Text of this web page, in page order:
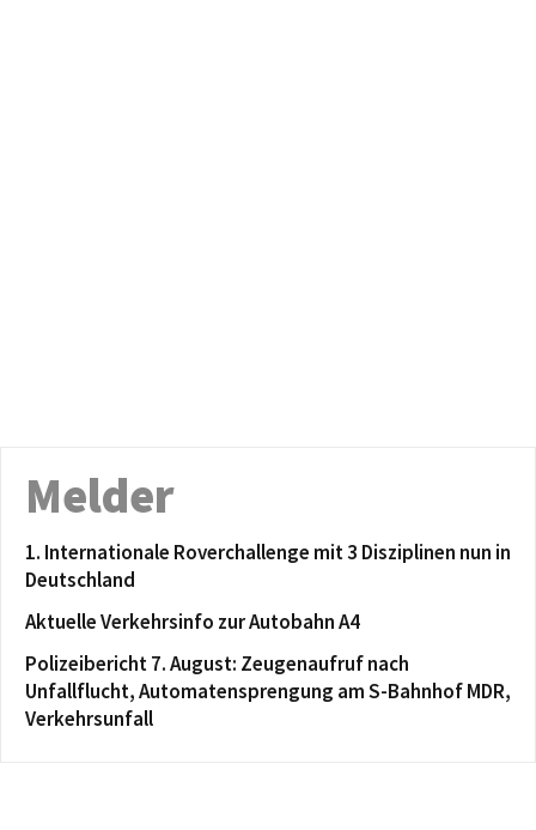
Melder
1. Internationale Roverchallenge mit 3 Disziplinen nun in
Deutschland
Aktuelle Verkehrsinfo zur Autobahn A4
Polizeibericht 7. August: Zeugenaufruf nach
Unfallflucht, Automatensprengung am S-Bahnhof MDR,
Verkehrsunfall